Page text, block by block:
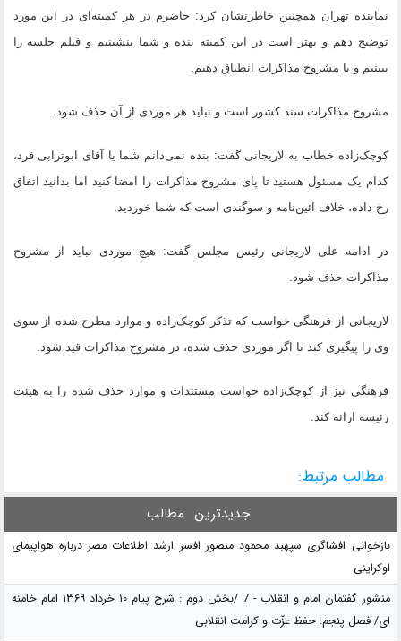
نماینده تهران همچنین خاطرنشان کرد: حاضرم در هر کمیته‌ای در این مورد
توضیح دهم و بهتر است در این کمیته بنده و شما بنشینیم و فیلم جلسه را
ببینیم و با مشروح مذاکرات انطباق دهیم.
مشروح مذاکرات سند کشور است و نباید هر موردی از آن حذف شود.
کوچک‌زاده خطاب به لاریجانی گفت: بنده نمی‌دانم شما یا آقای ابوترابی فرد،
کدام یک مسئول هستید تا پای مشروح مذاکرات را امضا کنید اما بدانید اتفاق
رخ داده، خلاف آئین‌نامه و سوگندی است که شما خوردید.
در ادامه علی لاریجانی رئیس مجلس گفت: هیچ موردی نباید از مشروح
مذاکرات حذف شود.
لاریجانی از فرهنگی خواست که تذکر کوچک‌زاده و موارد مطرح شده از سوی
وی را پیگیری کند تا اگر موردی حذف شده، در مشروح مذاکرات قید شود.
فرهنگی نیز از کوچک‌زاده خواست مستندات و موارد حذف شده را به هیئت
رئیسه ارائه کند.
مطالب مرتبط:
جدیدترین مطالب
بازخوانی افشاگری سپهبد محمود منصور افسر ارشد اطلاعات مصر درباره هواپیمای
اوکراینی
منشور گفتمان امام و انقلاب - 7 /بخش دوم : شرح پیام ۱۰ خرداد ۱۳۶۹ امام خامنه
ای/ فصل پنجم: حفظ عزّت و کرامت انقلابی